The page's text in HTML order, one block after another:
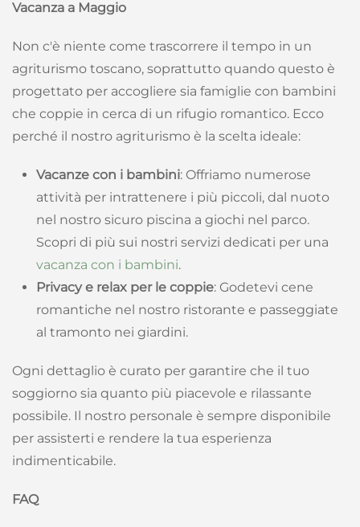
Vacanza a Maggio
Non c'è niente come trascorrere il tempo in un
agriturismo toscano, soprattutto quando questo è
progettato per accogliere sia famiglie con bambini
che coppie in cerca di un rifugio romantico. Ecco
perché il nostro agriturismo è la scelta ideale:
Vacanze con i bambini: Offriamo numerose
attività per intrattenere i più piccoli, dal nuoto
nel nostro sicuro piscina a giochi nel parco.
Scopri di più sui nostri servizi dedicati per una
vacanza con i bambini.
Privacy e relax per le coppie: Godetevi cene
romantiche nel nostro ristorante e passeggiate
al tramonto nei giardini.
Ogni dettaglio è curato per garantire che il tuo
soggiorno sia quanto più piacevole e rilassante
possibile. Il nostro personale è sempre disponibile
per assisterti e rendere la tua esperienza
indimenticabile.
FAQ